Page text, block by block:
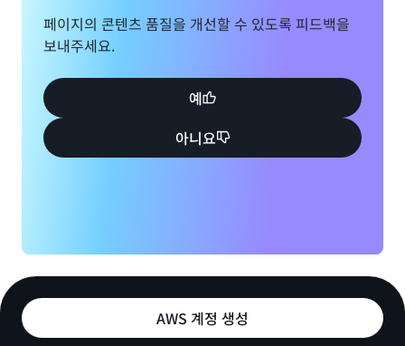
페이지의 콘텐츠 품질을 개선할 수 있도록 피드백을
보내주세요.
예
아니요
AWS 계정 생성